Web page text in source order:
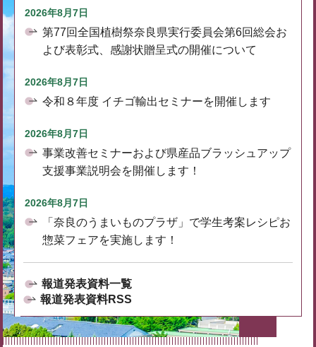
2026年8月7日
第77回全国植樹祭奈良県実行委員会第6回総会お
よび表彰式、感謝状贈呈式の開催について
2026年8月7日
令和８年度 イチゴ輸出セミナーを開催します
2026年8月7日
事業改善セミナーおよび県産品ブラッシュアップ
支援事業説明会を開催します！
2026年8月7日
「奈良のうまいものプラザ」で学生考案レシピお
惣菜フェアを実施します！
報道発表資料一覧
報道発表資料RSS